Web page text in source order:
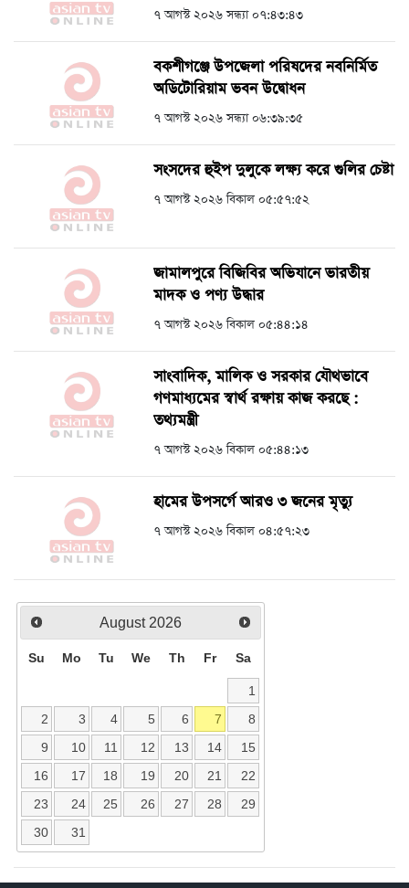
৭ আগস্ট ২০২৬ সন্ধ্যা ০৭:৪৩:৪৩
বকশীগঞ্জে উপজেলা পরিষদের নবনির্মিত
অডিটোরিয়াম ভবন উদ্বোধন
৭ আগস্ট ২০২৬ সন্ধ্যা ০৬:৩৯:৩৫
সংসদের হুইপ দুলুকে লক্ষ্য করে গুলির চেষ্টা
৭ আগস্ট ২০২৬ বিকাল ০৫:৫৭:৫২
জামালপুরে বিজিবির অভিযানে ভারতীয়
মাদক ও পণ্য উদ্ধার
৭ আগস্ট ২০২৬ বিকাল ০৫:৪৪:১৪
সাংবাদিক, মালিক ও সরকার যৌথভাবে
গণমাধ্যমের স্বার্থ রক্ষায় কাজ করছে :
তথ্যমন্ত্রী
৭ আগস্ট ২০২৬ বিকাল ০৫:৪৪:১৩
হামের উপসর্গে আরও ৩ জনের মৃত্যু
৭ আগস্ট ২০২৬ বিকাল ০৪:৫৭:২৩
August 2026
Su Mo Tu We Th Fr Sa
1
2
3 4 5 6 7
8
9
10 11 12 13 14
15
16
17 18 19 20 21
22
23
24 25 26 27 28
29
30
31